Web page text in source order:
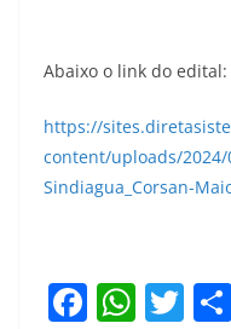
Abaixo o link do edital:
https://
content/uploads/2024/
Sindiagua_Corsan-
F W T